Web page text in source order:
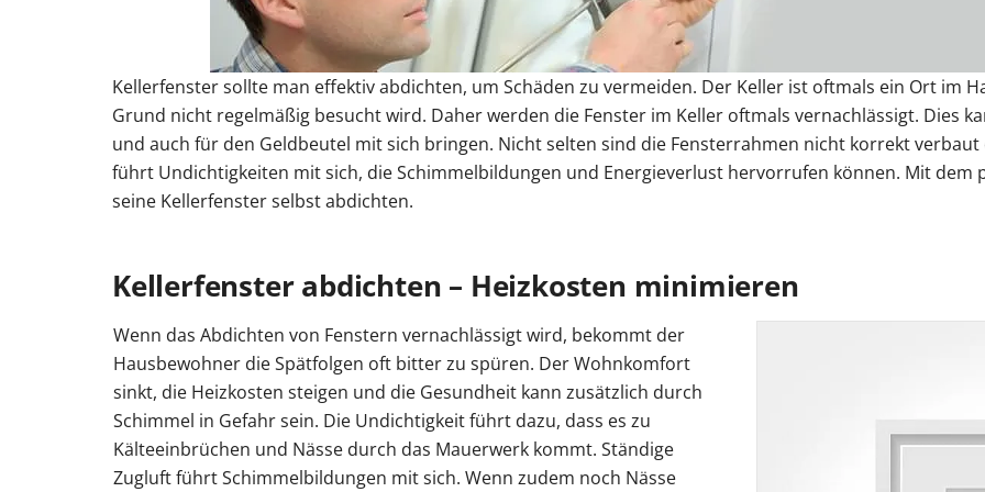
Fenstertypen Fenstergrößen Fensterfarben Kömmerling Fenster VEKA Fenster Sprossenfenster
Anleitungen & Videos
Fenstermontage Videos / Anleitungen Entdecken
Balkontür Typen Balkontüren Maße Balkontür Farben Balkontür mit Rollladen Balkontür zweiflügelig
Anleitungen & Videos
Montage Balkontür Videos / Anleitungen
Entdecken
Aluminium
Terrassentür Typen Terrassentür Größen Terrassentür Farben
Anleitungen & Videos
Montage Terrassentür Videos / Anleitungen Entdecken
Haustüren Glas Haustür Maße Haustür Farben Haustür mit Seitenteil Haustür mit Oberlicht
Anleitungen & Videos
Montage Haustür Videos / Anleitungen
Profil
Pergola freistehend Kassettenmarkise Gelenkarmmarkise
Anleitungen & Videos
Montage Sonnenschutz Videos / Anleitungen Entdecken
Gartentor Maße Gartentor Farben Gartentor Kosten Zaun Farben
Anleitungen & Videos
Montage Gartentor Montage Zaun Videos / Anleitungen Entdecken
Garagentor Maße Garagentor Farben Garagentor Preise Garagentor Holzoptik
Anleitungen & Videos
Montage Garagentor Videos / Anleitungen Entdecken
Carport Maße Carport Farben Carport Kosten Carport oder Garage
Anleitungen & Videos
Carport Baugenehmigung Carport Fundament Carport aufbauen
Kellerfenster sollte man effektiv abdichten, um Schäden zu vermeiden. Der Keller ist oftmals ein Ort im
Grund nicht regelmäßig besucht wird. Daher werden die Fenster im Keller oftmals vernachlässigt. Dies
und auch für den Geldbeutel mit sich bringen. Nicht selten sind die Fensterrahmen nicht korrekt
führt Undichtigkeiten mit sich, die Schimmelbildungen und Energieverlust hervorrufen können. Mit dem
seine Kellerfenster selbst abdichten.
Kellerfenster abdichten – Heizkosten minimieren
Wenn das Abdichten von Fenstern vernachlässigt wird, bekommt der
Hausbewohner die Spätfolgen oft bitter zu spüren. Der Wohnkomfort
sinkt, die Heizkosten steigen und die Gesundheit kann zusätzlich durch
Schimmel in Gefahr sein. Die Undichtigkeit führt dazu, dass es zu
Kälteeinbrüchen und Nässe durch das Mauerwerk kommt. Ständige
Zugluft führt Schimmelbildungen mit sich. Wenn zudem noch Nässe